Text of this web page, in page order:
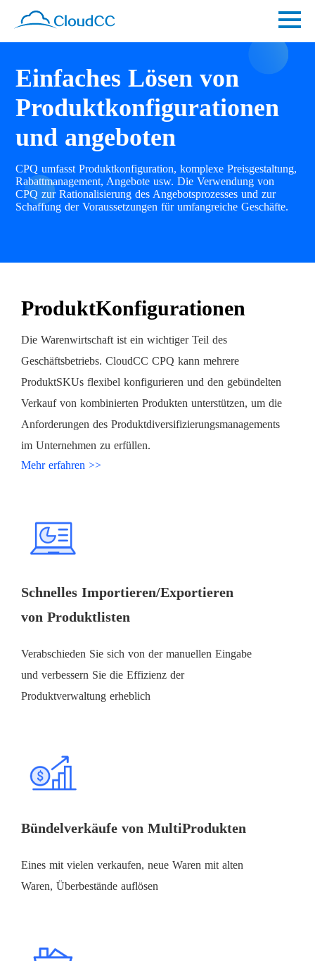
Einfaches Lösen von
Produktkonfigurationen
und angeboten
CPQ umfasst Produktkonfiguration, komplexe Preisgestaltung,
Rabattmanagement, Angebote usw. Die Verwendung von
CPQ zur Rationalisierung des Angebotsprozesses und zur
Schaffung der Voraussetzungen für umfangreiche Geschäfte.
ProduktKonfigurationen
Die Warenwirtschaft ist ein wichtiger Teil des
Geschäftsbetriebs. CloudCC CPQ kann mehrere
ProduktSKUs flexibel konfigurieren und den gebündelten
Verkauf von kombinierten Produkten unterstützen, um die
Anforderungen des Produktdiversifizierungsmanagements
im Unternehmen zu erfüllen.
Mehr erfahren >>
Schnelles Importieren/Exportieren
von Produktlisten
Verabschieden Sie sich von der manuellen Eingabe
und verbessern Sie die Effizienz der
Produktverwaltung erheblich
Bündelverkäufe von MultiProdukten
Eines mit vielen verkaufen, neue Waren mit alten
Waren, Überbestände auflösen